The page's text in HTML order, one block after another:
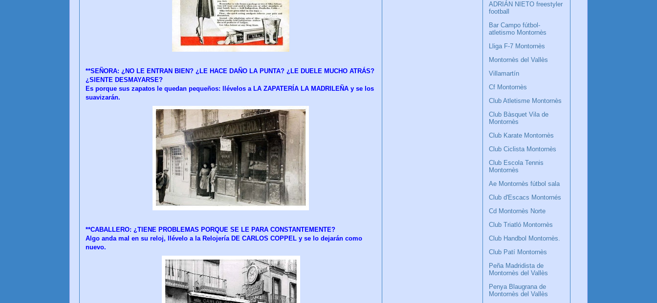
**SEÑORA: ¿NO LE ENTRAN BIEN? ¿LE HACE DAÑO LA PUNTA? ¿LE DUELE MUCHO ATRÁS?
¿SIENTE DESMAYARSE?
Es porque sus zapatos le quedan pequeños: llévelos a LA ZAPATERÍA LA MADRILEÑA y se los
suavizarán.
**CABALLERO: ¿TIENE PROBLEMAS PORQUE SE LE PARA CONSTANTEMENTE?
Algo anda mal en su reloj, llévelo a la Relojería DE CARLOS COPPEL y se lo dejarán como
nuevo.
ADRIÁN NIETO freestyler
football
Bar Campo fútbol-
atletismo Montornès
Lliga F-7 Montornès
Montornès del Vallès
Villamartín
Cf Montornès
Club Atletisme Montornès
Club Bàsquet Vila de
Montornès
Club Karate Montornès
Club Ciclista Montornès
Club Escola Tennis
Montornès
Ae Montornès fútbol sala
Club d'Escacs Montornés
Cd Montornès Norte
Club Triatló Montornès
Club Handbol Montornès.
Club Patí Montornès
Peña Madridista de
Montornès del Vallès
Penya Blaugrana de
Montornès del Vallès